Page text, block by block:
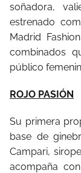
soñadora,
estrenado
Madrid
combinados
público
ROJO PASIÓN
Su primera
base de
Campari,
acompaña